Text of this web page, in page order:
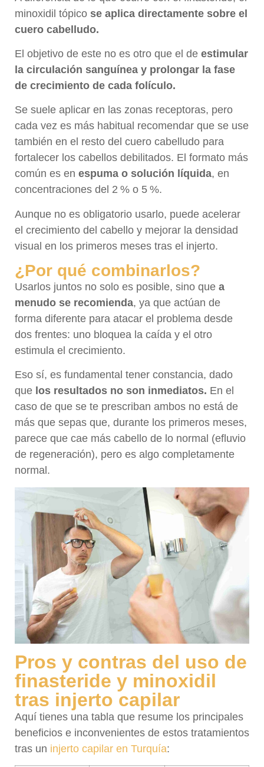
minoxidil tópico se aplica directamente sobre el
cuero cabelludo.
El objetivo de este no es otro que el de estimular
la circulación sanguínea y prolongar la fase
de crecimiento de cada folículo.
Se suele aplicar en las zonas receptoras, pero
cada vez es más habitual recomendar que se use
también en el resto del cuero cabelludo para
fortalecer los cabellos debilitados. El formato más
común es en espuma o solución líquida, en
concentraciones del 2 % o 5 %.
Aunque no es obligatorio usarlo, puede acelerar
el crecimiento del cabello y mejorar la densidad
visual en los primeros meses tras el injerto.
¿Por qué combinarlos?
Usarlos juntos no solo es posible, sino que a
menudo se recomienda, ya que actúan de
forma diferente para atacar el problema desde
dos frentes: uno bloquea la caída y el otro
estimula el crecimiento.
Eso sí, es fundamental tener constancia, dado
que los resultados no son inmediatos. En el
caso de que se te prescriban ambos no está de
más que sepas que, durante los primeros meses,
parece que cae más cabello de lo normal (efluvio
de regeneración), pero es algo completamente
normal.
Pros y contras del uso de
finasteride y minoxidil
tras injerto capilar
Aquí tienes una tabla que resume los principales
beneficios e inconvenientes de estos tratamientos
tras un injerto capilar en Turquía: